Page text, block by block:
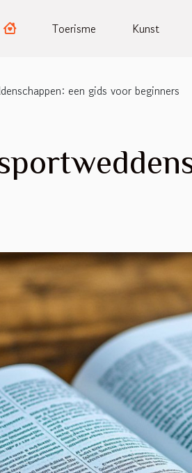
Toerisme Kunst
een gids voor beginners